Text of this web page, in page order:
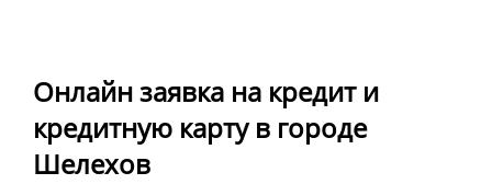
Онлайн заявка на кредит и
кредитную карту в городе
Шелехов